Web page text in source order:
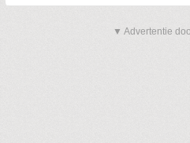
▼ Advertentie